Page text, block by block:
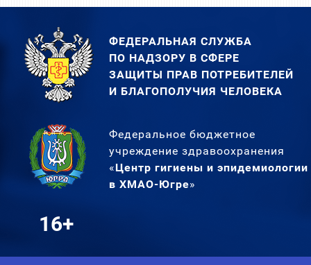
ФЕДЕРАЛЬНАЯ СЛУЖБА
ПО НАДЗОРУ В СФЕРЕ
ЗАЩИТЫ ПРАВ ПОТРЕБИТЕЛЕЙ
И БЛАГОПОЛУЧИЯ ЧЕЛОВЕКА
Федеральное бюджетное
учреждение здравоохранения
«Центр гигиены и эпидемиологии
в ХМАО-Югре»
16+